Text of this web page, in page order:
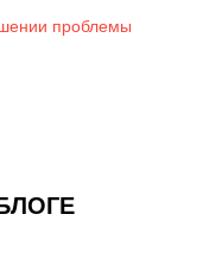
проблемы